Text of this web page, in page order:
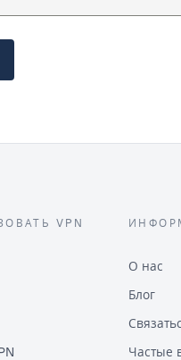
VPN
О нас
Блог
Частые